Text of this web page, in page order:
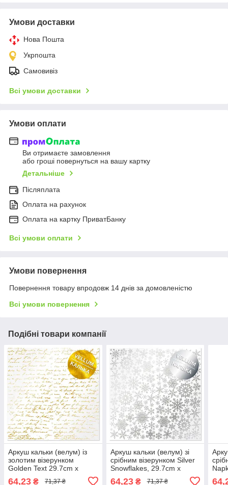
Умови доставки
Нова Пошта
Укрпошта
Самовивіз
Всі умови доставки
Умови оплати
Ви отримаєте замовлення
або гроші повернуться на вашу картку
Детальніше
Післяплата
Оплата на рахунок
Оплата на картку ПриватБанку
Всі умови оплати
Умови повернення
Повернення товару впродовж 14 днів за домовленістю
Всі умови повернення
Подібні товари компанії
Аркуш кальки (велум) із
золотим візерунком
Golden Text 29.7cm x
64,23 ₴ 71,37 ₴
Аркуш кальки (велум) зі
срібним візерунком Silver
Snowflakes, 29.7cm x
64,23₴ 71,37 ₴